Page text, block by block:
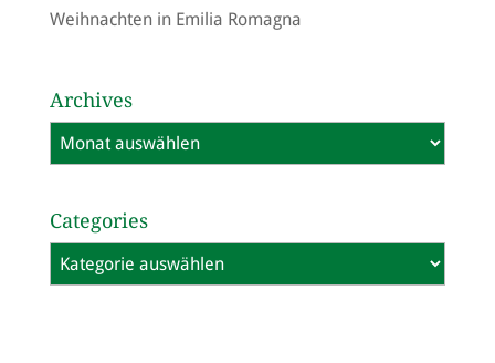
Weihnachten in Emilia Romagna
Archives
Archives
Categories
Categories